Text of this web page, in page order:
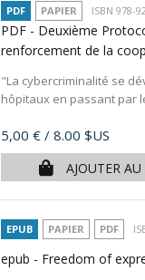
PDF PAPIER ISBN 978-
PDF - Deuxième
renforcement de la
"La cybercriminalité se
hôpitaux en passant par
Prix
5,00 € / 8.00 $US
AJOUTER
EPUB PAPIER PDF
epub - Freedom of